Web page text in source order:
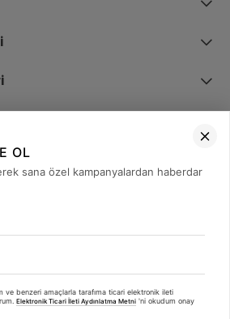
(850) 473 08 08
OL
sana özel kampanyalardan haberdar
ve benzeri amaçlarla tarafıma ticari elektronik ileti
Elektronik Ticari İleti Aydınlatma Metni 'ni okudum onay